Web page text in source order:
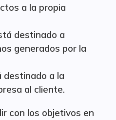
a la propia
destinado a
generados por la
destinado a la
al cliente.
con los objetivos en